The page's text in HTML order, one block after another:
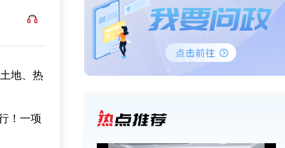
地、热
！一项